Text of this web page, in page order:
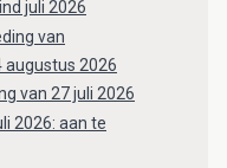
juli 2026
van
2026
van 27 juli 2026
2026: aan te